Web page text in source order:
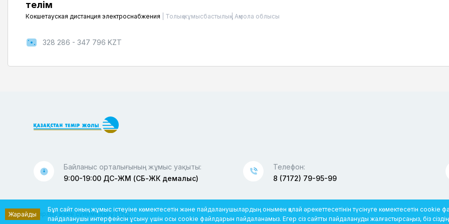
телім
Кокшетауская дистанция электроснабжения Толық жұмысбастылық | Ақмола облысы
328 286 - 347 796 KZT
Байланыс орталығының жұмыс уақыты:
9:00-19:00 ДС-ЖМ (СБ-ЖК демалыс)
Телефон:
8 (7172) 79-95-99
Әзірлеу және сүйемелдеу ITHD
Жарайды
Бұл сайт оның жұмыс істеуіне көмектесетін және пайдаланушылардың онымен қалай әрекеттесетінін түсінуге көмектесетін cookie
пайдаланушы интерфейсін ұсыну үшін осы cookie файлдарын пайдаланамыз. Егер сіз сайтты пайдалануды жалғастырсаңыз, біз сіздің